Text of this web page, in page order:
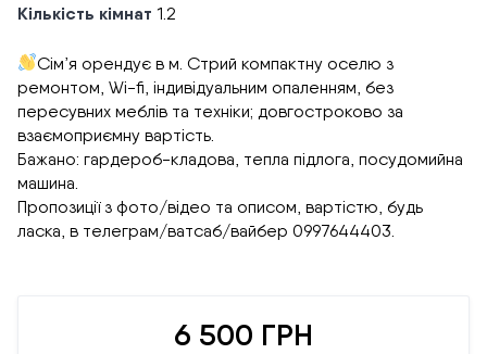
Кількість кімнат 1.2
Сім’я орендує в м. Стрий компактну оселю з
ремонтом, Wi-fi, індивідуальним опаленням, без
пересувних меблів та техніки; довгостроково за
взаємоприємну вартість.
Бажано: гардероб-кладова, тепла підлога, посудомийна
машина.
Пропозиції з фото/відео та описом, вартістю, будь
ласка, в телеграм/ватсаб/вайбер 0997644403.
6 500 ГРН